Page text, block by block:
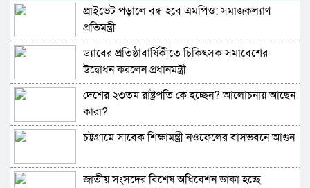
প্রাইভেট পড়ালে বন্ধ হবে এমপিও: সমাজকল্যাণ
প্রতিমন্ত্রী
ড্যাবের প্রতিষ্ঠাবার্ষিকীতে চিকিৎসক সমাবেশের
উদ্বোধন করলেন প্রধানমন্ত্রী
দেশের ২৩তম রাষ্ট্রপতি কে হচ্ছেন? আলোচনায় আছেন
কারা?
চট্টগ্রামে সাবেক শিক্ষামন্ত্রী নওফেলের বাসভবনে আগুন
জাতীয় সংসদের বিশেষ অধিবেশন ডাকা হচ্ছে